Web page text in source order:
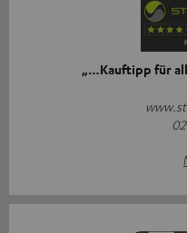
„…Kauftipp für